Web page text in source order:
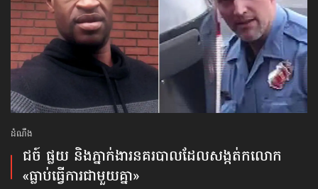
ដំណឹង
ជច៍ ផ្លយ និងភ្នាក់ងារ​នគរបាល​ដែល​សង្កត់កលោក
«ធ្លាប់​ធ្វើការ​ជាមួយ​គ្នា»